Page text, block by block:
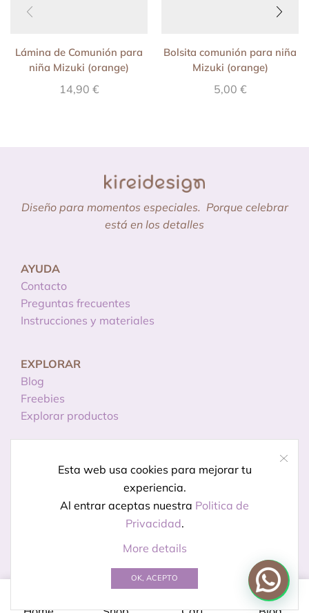
Lámina de Comunión para
niña Mizuki (orange)
14,90 €
Bolsita comunión para niña
Mizuki (orange)
5,00 €
Esta web usa cookies para mejorar tu
experiencia.
Al entrar aceptas nuestra Politica de
Privacidad.
More details
OK, ACEPTO
Diseño para momentos especiales. Porque celebrar
está en los detalles
AYUDA
Contacto
Preguntas frecuentes
Instrucciones y materiales
EXPLORAR
Blog
Freebies
Explorar productos
Licencias de uso
Política de privacidad
Aviso legal